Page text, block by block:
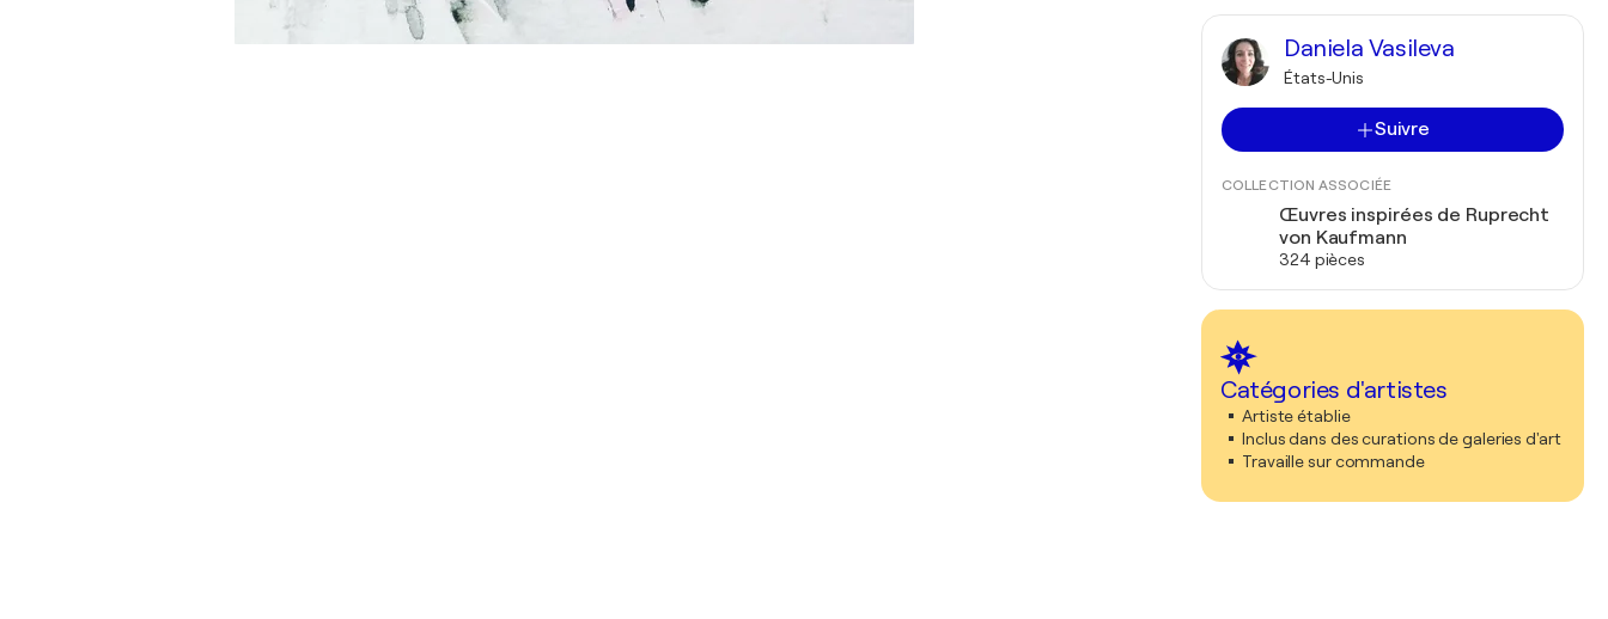
Daniela Vasileva
États-Unis
Suivre
COLLECTION ASSOCIÉE
Œuvres inspirées de Ruprecht
von Kaufmann
324 pièces
Catégories d'artistes
Artiste établie
Inclus dans des curations de galeries d'art
Travaille sur commande